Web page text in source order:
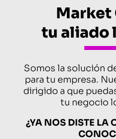
Market
tu aliado
Somos la solución
para tu empresa.
dirigido a que
tu negocio
¿YA NOS DISTE LA